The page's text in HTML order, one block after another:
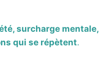
surcharge mentale,
qui se répètent.